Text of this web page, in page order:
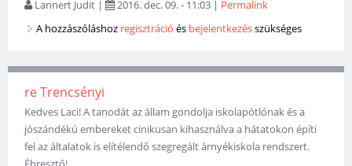
Lannert Judit | 2016. dec. 09. - 11:03 | Permalink
A hozzászóláshoz regisztráció és bejelentkezésszükséges
re Trencsényi
Kedves Laci! A tanodát az állam gondolja iskolapótlónak és a
jószándékú embereket cinikusan kihasználva a hátatokon építi
fel az általatok is elítélendő szegregált árnyékiskola rendszert.